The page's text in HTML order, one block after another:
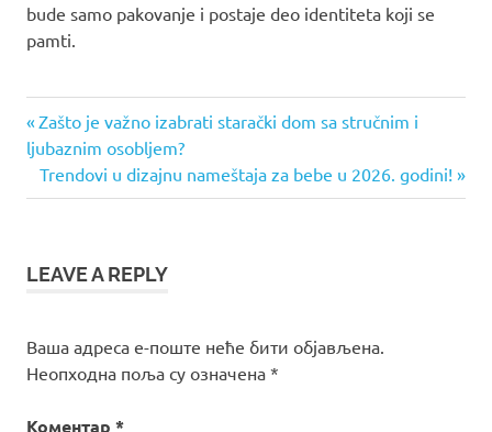
bude samo pakovanje i postaje deo identiteta koji se
pamti.
Кретање
чланка
Previous
Post:
Zašto je važno izabrati starački dom sa stručnim i
ljubaznim osobljem?
Next
Post:
Trendovi u dizajnu nameštaja za bebe u 2026. godini!
LEAVE A REPLY
Ваша адреса е-поште неће бити објављена.
Неопходна поља су означена *
Коментар *